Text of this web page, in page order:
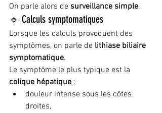
On parle alors de surveillance simple.
🔹 Calculs symptomatiques
Lorsque les calculs provoquent des
symptômes, on parle de lithiase biliaire
symptomatique.
Le symptôme le plus typique est la
colique hépatique :
douleur intense sous les côtes
droites,